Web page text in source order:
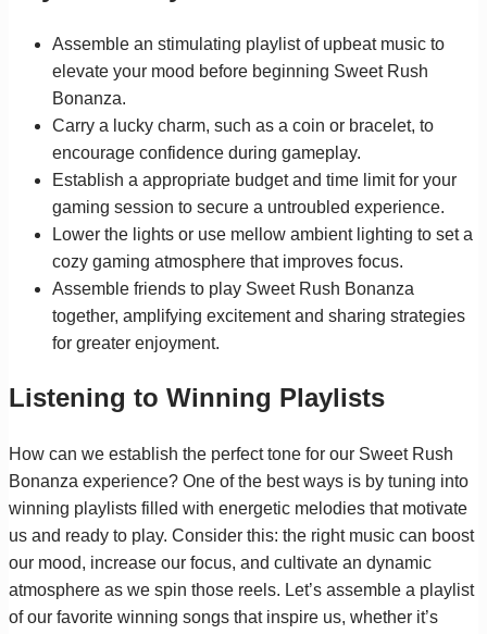
Assemble an stimulating playlist of upbeat music to
elevate your mood before beginning Sweet Rush
Bonanza.
Carry a lucky charm, such as a coin or bracelet, to
encourage confidence during gameplay.
Establish a appropriate budget and time limit for your
gaming session to secure a untroubled experience.
Lower the lights or use mellow ambient lighting to set a
cozy gaming atmosphere that improves focus.
Assemble friends to play Sweet Rush Bonanza
together, amplifying excitement and sharing strategies
for greater enjoyment.
Listening to Winning Playlists
How can we establish the perfect tone for our Sweet Rush
Bonanza experience? One of the best ways is by tuning into
winning playlists filled with energetic melodies that motivate
us and ready to play. Consider this: the right music can boost
our mood, increase our focus, and cultivate an dynamic
atmosphere as we spin those reels. Let’s assemble a playlist
of our favorite winning songs that inspire us, whether it’s